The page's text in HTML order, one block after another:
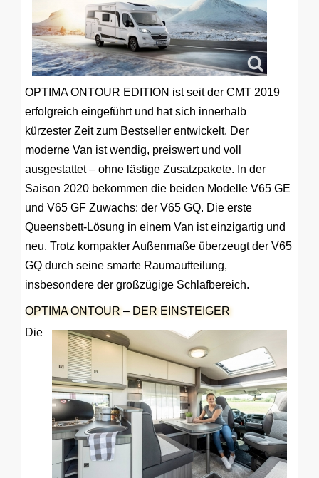
OPTIMA ONTOUR EDITION ist seit der CMT 2019
erfolgreich eingeführt und hat sich innerhalb
kürzester Zeit zum Bestseller entwickelt. Der
moderne Van ist wendig, preiswert und voll
ausgestattet – ohne lästige Zusatzpakete. In der
Saison 2020 bekommen die beiden Modelle V65 GE
und V65 GF Zuwachs: der V65 GQ. Die erste
Queensbett-Lösung in einem Van ist einzigartig und
neu. Trotz kompakter Außenmaße überzeugt der V65
GQ durch seine smarte Raumaufteilung,
insbesondere der großzügige Schlafbereich.
OPTIMA ONTOUR – DER EINSTEIGER
Die